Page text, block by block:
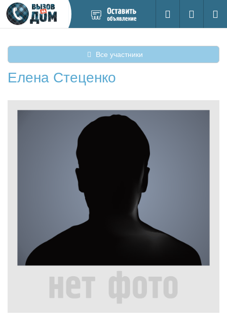
новое
Поиск
Вход на
Все участники
Елена Стеценко